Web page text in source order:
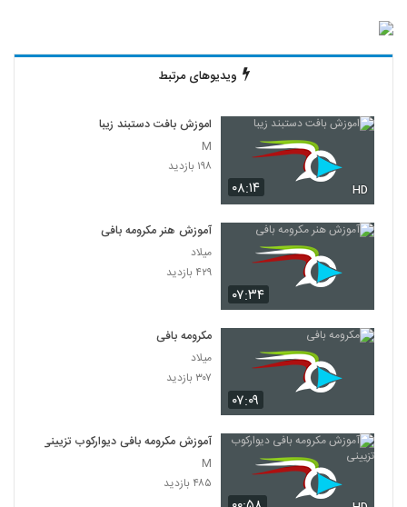
ویدیوهای مرتبط
۰۸:۱۴ HD
اموزش بافت دستبند زیبا
M
۱۹۸ بازدید
۰۷:۳۴
آموزش هنر مکرومه بافی
میلاد
۴۲۹ بازدید
۰۷:۰۹
مکرومه بافی
میلاد
۳۰۷ بازدید
آموزش مکرومه بافی دیوارکوب تزیینی
M
۴۸۵ بازدید